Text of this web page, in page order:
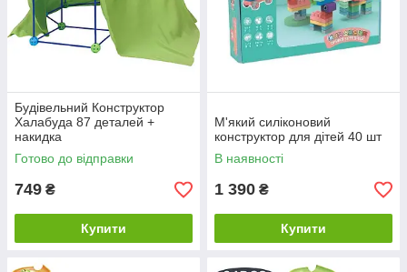
Будівельний Конструктор
Халабуда 87 деталей +
накидка
Готово до відправки
749 ₴
Купити
М'який силіконовий
конструктор для дітей 40 шт
В наявності
1 390 ₴
Купити